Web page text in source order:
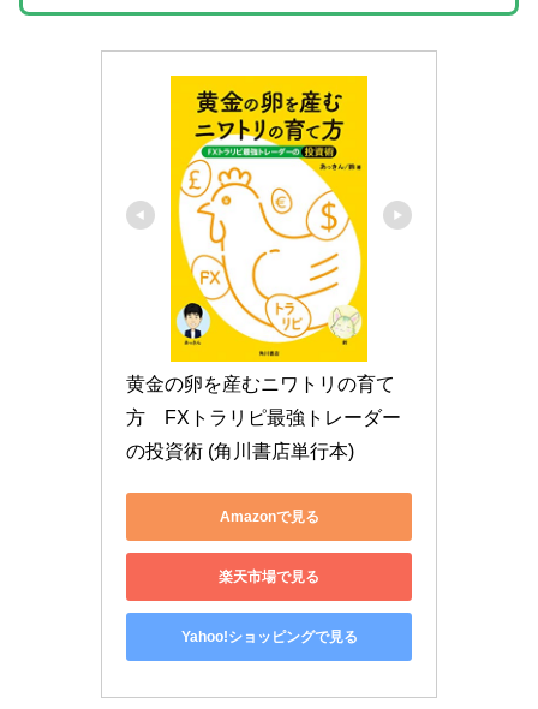
黄金の卵を産むニワトリの育て
方　FXトラリピ最強トレーダー
の投資術 (角川書店単行本)
Amazonで見る
楽天市場で見る
Yahoo!ショッピングで見る